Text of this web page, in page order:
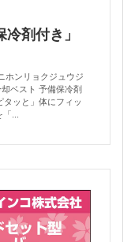
剤付き」
ホンリョクジュウジ
ベスト 予備保冷剤
タッと」体にフィッ
...